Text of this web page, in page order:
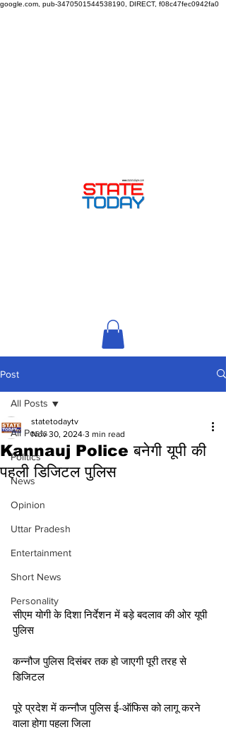
google.com, pub-3470501544538190, DIRECT, f08c47fec0942fa0
Post
All Posts
Politics
News
Opinion
Uttar Pradesh
Entertainment
Short News
Personality
All Posts
Kannauj Police बनेगी यूपी की
पहली डिजिटल पुलिस
statetodaytv
Nov 30, 2024 3 min read
सीएम योगी के दिशा निर्देशन में बड़े बदलाव की ओर यूपी
पुलिस
कन्नौज पुलिस दिसंबर तक हो जाएगी पूरी तरह से
डिजिटल
पूरे प्रदेश में कन्नौज पुलिस ई-ऑफिस को लागू करने
वाला होगा पहला जिला